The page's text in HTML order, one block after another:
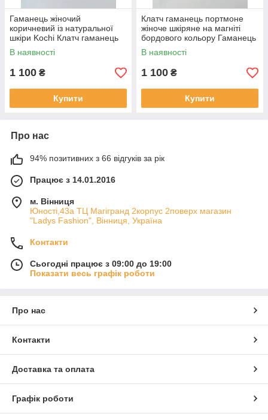
Гаманець жіночий
коричневий із натуральної
шкіри Kochi Клатч гаманець
портмоне жіночий шкіряний
на магніті
В наявності
1 100 ₴
Купити
Клатч гаманець портмоне
жіноче шкіряне на магніті
бордового кольору Гаманець
жіночий бордовий із
натуральної шкіри Kochi
В наявності
1 100 ₴
Купити
Про нас
94% позитивних з 66 відгуків за рік
Працює з 14.01.2016
м. Вінниця
Юності,43а ТЦ Магігранд 2корпус 2поверх магазин
"Ladys Fashion", Вінниця, Україна
Контакти
Сьогодні працює з 09:00 до 19:00
Показати весь графік роботи
Про нас
Контакти
Доставка та оплата
Графік роботи